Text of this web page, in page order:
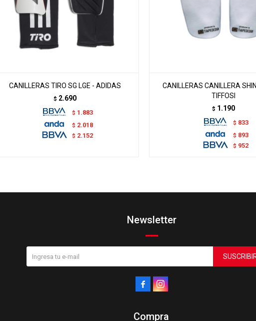
CANILLERAS TIRO SG LGE - ADIDAS
$ 2.690
$ 1.883
$ 2.018
$ 2.152
CANILLERAS CANILLERA
TIFFOSI
$ 1.190
$ 833
$ 893
$ 952
Compra
Newsletter
 